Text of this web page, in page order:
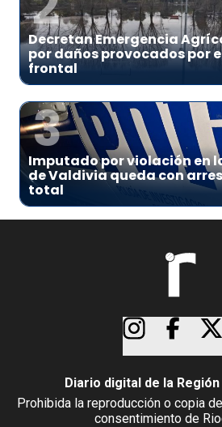
Decretan Emergencia
por daños provocados por
frontal
3
Imputado por violación en
de Valdivia queda con
total
Diario digital de la
Prohibida la reproducción o copia
consentimiento de